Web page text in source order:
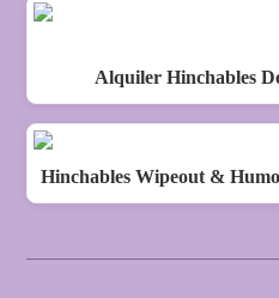
Alquiler Hinchables
Hinchables Wipeout &